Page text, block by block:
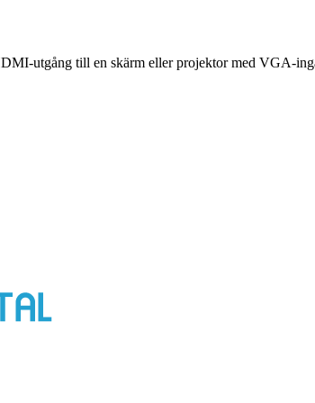
utgång till en skärm eller projektor med VGA-